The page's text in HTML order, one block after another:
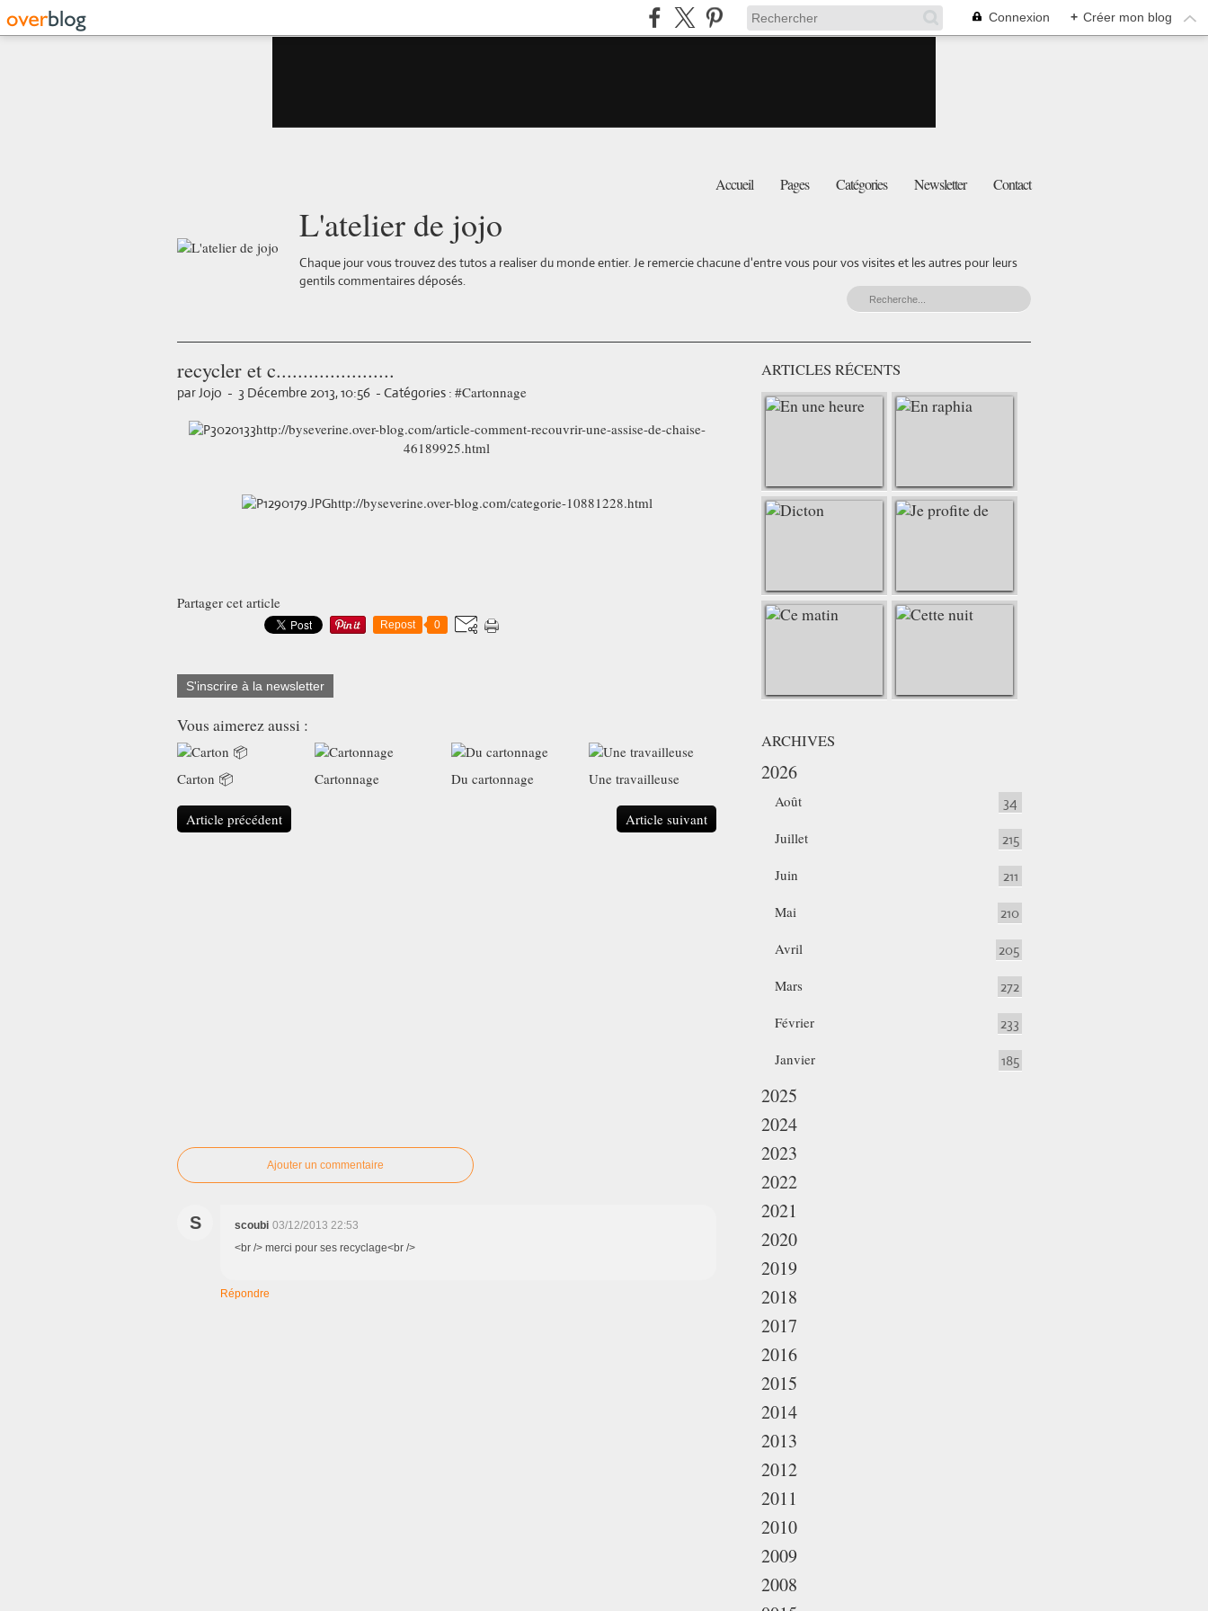
Connexion + Créer mon blog
Accueil Pages Catégories Newsletter Contact
L'atelier de jojo
Chaque jour vous trouvez des tutos a realiser du monde entier. Je remercie chacune d'entre vous pour vos visites et les autres pour leurs
gentils commentaires déposés.
recycler et c......................
par Jojo - 3 Décembre 2013, 10:56 - Catégories : #Cartonnage
http://byseverine.over-blog.com/article-comment-recouvrir-une-assise-de-chaise-
46189925.html
http://byseverine.over-blog.com/categorie-10881228.html
Partager cet article
Repost 0
S'inscrire à la newsletter
Vous aimerez aussi :
Carton 📦 Cartonnage Du cartonnage Une travailleuse
Article précédent Article suivant
Ajouter un commentaire
S scoubi 03/12/2013 22:53
<br /> merci pour ses recyclage<br />
Répondre
ARTICLES RÉCENTS
ARCHIVES
2026
Août 34
Juillet 215
Juin 211
Mai 210
Avril 205
Mars 272
Février 233
Janvier 185
2025
2024
2023
2022
2021
2020
2019
2018
2017
2016
2015
2014
2013
2012
2011
2010
2009
2008